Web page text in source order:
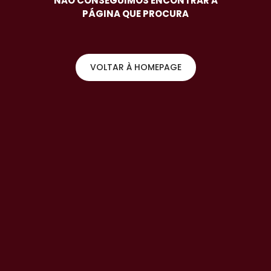
PÁGINA QUE PROCURA
VOLTAR À HOMEPAGE